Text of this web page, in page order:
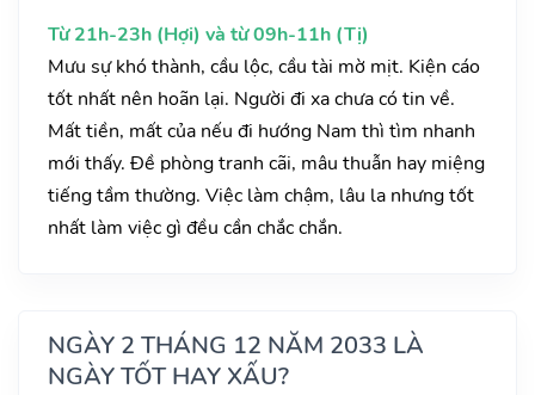
Từ 21h-23h (Hợi) và từ 09h-11h (Tị)
Mưu sự khó thành, cầu lộc, cầu tài mờ mịt. Kiện cáo
tốt nhất nên hoãn lại. Người đi xa chưa có tin về.
Mất tiền, mất của nếu đi hướng Nam thì tìm nhanh
mới thấy. Đề phòng tranh cãi, mâu thuẫn hay miệng
tiếng tầm thường. Việc làm chậm, lâu la nhưng tốt
nhất làm việc gì đều cần chắc chắn.
NGÀY 2 THÁNG 12 NĂM 2033 LÀ
NGÀY TỐT HAY XẤU?